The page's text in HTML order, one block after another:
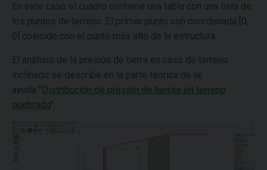
En este caso el cuadro contiene una tabla con una lista de
los puntos de terreno. El primer punto con coordenada [0,
0] coincide con el punto más alto de la estructura.
El análisis de la presión de tierra en caso de terreno
inclinado se describe en la parte teórica de la
ayuda "Distribución de presión de tierras en terreno
quebrado".